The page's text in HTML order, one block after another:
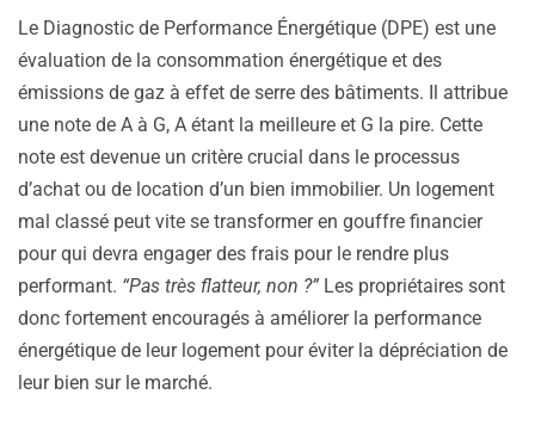
Le Diagnostic de Performance Énergétique (DPE) est une
évaluation de la consommation énergétique et des
émissions de gaz à effet de serre des bâtiments. Il attribue
une note de A à G, A étant la meilleure et G la pire. Cette
note est devenue un critère crucial dans le processus
d’achat ou de location d’un bien immobilier. Un logement
mal classé peut vite se transformer en gouffre financier
pour qui devra engager des frais pour le rendre plus
performant. “Pas très flatteur, non ?” Les propriétaires sont
donc fortement encouragés à améliorer la performance
énergétique de leur logement pour éviter la dépréciation de
leur bien sur le marché.